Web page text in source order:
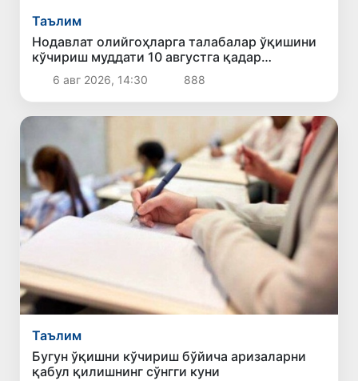
Таълим
Нодавлат олийгоҳларга талабалар ўқишини
кўчириш муддати 10 августга қадар
узайтирилди
6 авг 2026, 14:30 888
Таълим
Бугун ўқишни кўчириш бўйича аризаларни
қабул қилишнинг сўнгги куни